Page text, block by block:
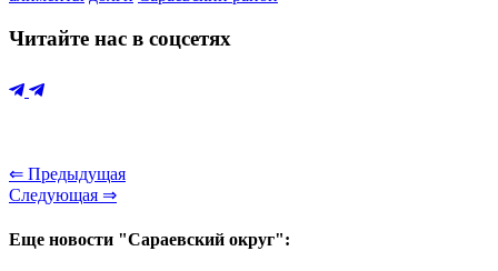
Читайте нас в соцсетях
⇐ Предыдущая
Следующая ⇒
Еще новости "Сараевский округ":